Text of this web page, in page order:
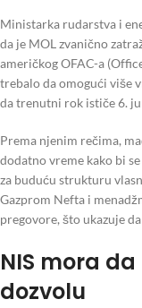
Ministarka rudarstva i
da je MOL zvanično
američkog OFAC-a
trebalo da omogući više
da trenutni rok ističe 6.
Prema njenim rečima,
dodatno vreme kako bi
za buduću strukturu
Gazprom Nefta i
pregovore, što ukazuje
NIS mora
dozvolu